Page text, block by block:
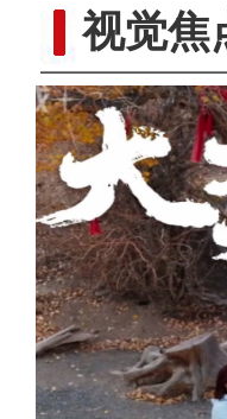
视觉焦